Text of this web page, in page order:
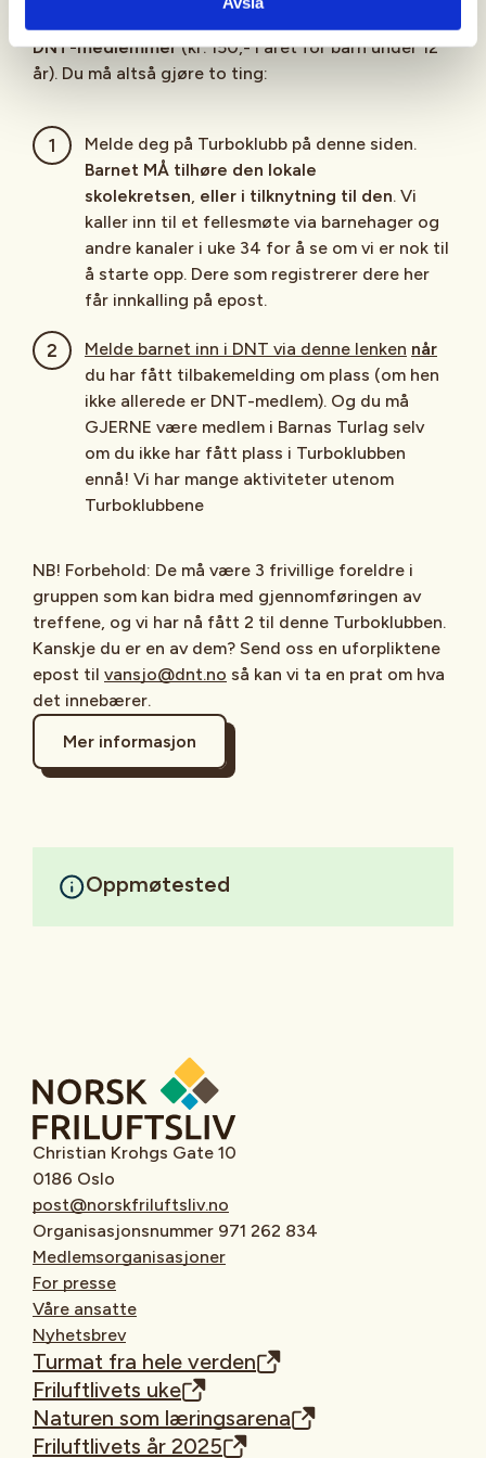
DNT-medlemmer(kr. 150,- i året for barn under 12
år). Du må altså gjøre to ting:
Melde deg på Turboklubb på denne siden.
Barnet MÅ tilhøre den lokale
skolekretsen eller i tilknytning til den. Vi
kaller inn til et fellesmøte via barnehager og
andre kanaler i uke 34 for å se om vi er nok til
å starte opp. Dere som registrerer dere her
får innkalling på epost.
Melde barnet inn i DNT via denne lenken når
du har fått tilbakemelding om plass (om hen
ikke allerede er DNT-medlem). Og du må
GJERNE være medlem i Barnas Turlag selv
om du ikke har fått plass i Turboklubben
ennå! Vi har mange aktiviteter utenom
Turboklubbene
NB! Forbehold: De må være 3 frivillige foreldre i
gruppen som kan bidra med gjennomføringen av
treffene, og vi har nå fått 2 til denne Turboklubben.
Kanskje du er en av dem? Send oss en uforpliktene
epost til vansjo@dnt.no så kan vi ta en prat om hva
det innebærer.
Mer informasjon
Oppmøtested
Christian Krohgs Gate 10
0186 Oslo
post@norskfriluftsliv.no
Organisasjonsnummer 971 262 834
Medlemsorganisasjoner
For presse
Våre ansatte
Nyhetsbrev
Turmat fra hele verden
Friluftlivets uke
Naturen som læringsarena
Friluftlivets år 2025